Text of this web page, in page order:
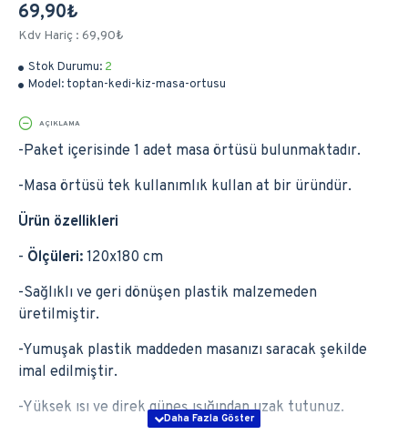
Stok Durumu: 2
Model: toptan-kedi-kiz-masa-ortusu
69,90₺
Kdv Hariç : 69,90₺
AÇIKLAMA
-Paket içerisinde 1 adet masa örtüsü bulunmaktadır.
-Masa örtüsü tek kullanımlık kullan at bir üründür.
Ürün özellikleri
- Ölçüleri: 120x180 cm
-Sağlıklı ve geri dönüşen plastik malzemeden
üretilmiştir.
-Yumuşak plastik maddeden masanızı saracak şekilde
imal edilmiştir.
-Yüksek ısı ve direk güneş ışığından uzak tutunuz.